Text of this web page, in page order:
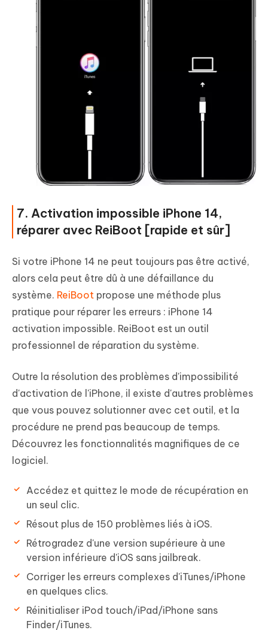
7. Activation impossible iPhone 14,
réparer avec ReiBoot [rapide et sûr]
Si votre iPhone 14 ne peut toujours pas être activé,
alors cela peut être dû à une défaillance du
système. ReiBoot propose une méthode plus
pratique pour réparer les erreurs : iPhone 14
activation impossible. ReiBoot est un outil
professionnel de réparation du système.
Outre la résolution des problèmes d'impossibilité
d'activation de l'iPhone, il existe d'autres problèmes
que vous pouvez solutionner avec cet outil, et la
procédure ne prend pas beaucoup de temps.
Découvrez les fonctionnalités magnifiques de ce
logiciel.
Accédez et quittez le mode de récupération en
un seul clic.
Résout plus de 150 problèmes liés à iOS.
Rétrogradez d'une version supérieure à une
version inférieure d'iOS sans jailbreak.
Corriger les erreurs complexes d'iTunes/iPhone
en quelques clics.
Réinitialiser iPod touch/iPad/iPhone sans
Finder/iTunes.